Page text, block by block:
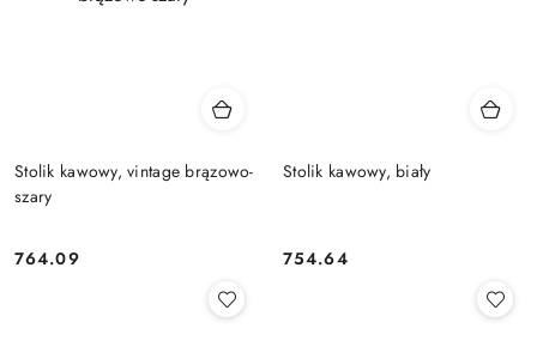
Stolik kawowy, vintage brązowo-
szary
Cena:
764.09
Stolik kawowy, biały
Cena:
754.64